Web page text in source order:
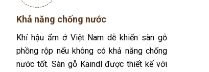
tính an toàn với sức khỏe. Đây là lựa chọn lý
Khả năng chống nước
Khí hậu ẩm ở Việt Nam dễ khiến sàn gỗ
phồng rộp nếu không có khả năng chống
nước tốt. Sàn gỗ Kaindl được thiết kế với